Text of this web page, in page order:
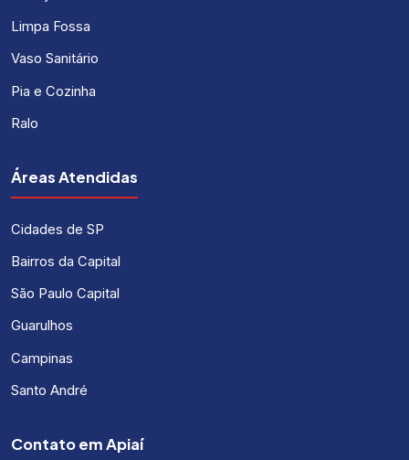
Limpa Fossa
Vaso Sanitário
Pia e Cozinha
Ralo
Áreas Atendidas
Cidades de SP
Bairros da Capital
São Paulo Capital
Guarulhos
Campinas
Santo André
Contato em Apiaí